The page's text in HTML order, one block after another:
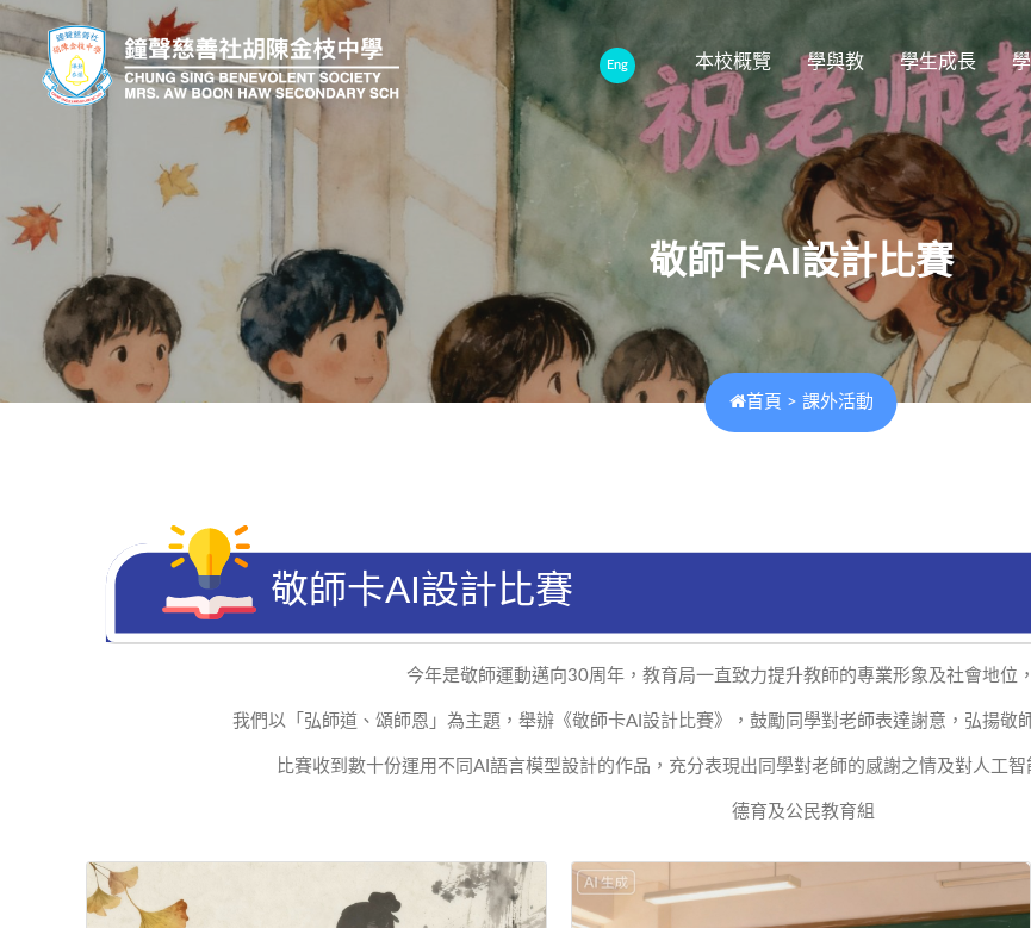
Eng 本校概覽 學與教 學生成長
敬師卡AI設計比賽
首頁 > 課外活動
敬師卡AI設計比賽
今年是敬師運動邁向30周年，教育局一直致力提升教師的專業形象及社會地位
我們以「弘師道、頌師恩」為主題，舉辦《敬師卡AI 設計比賽》，鼓勵同學對老師表達謝意，弘揚敬
比賽收到數十份運用不同 AI 語言模型設計的作品，充分表現出同學對老師的感謝之情及對人工
德育及公民教育組